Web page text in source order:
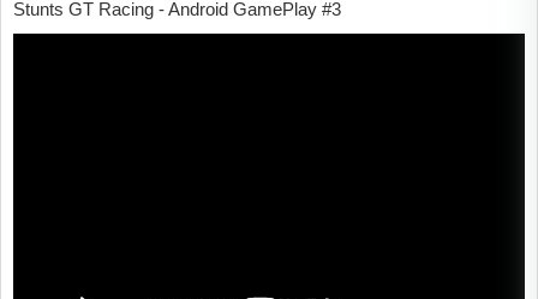
Stunts GT Racing - Android GamePlay #3